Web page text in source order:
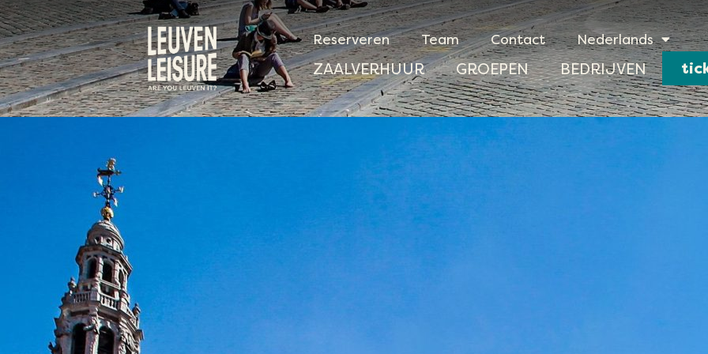
Reserveren Team Contact Nederlands
ZAALVERHUUR GROEPEN BEDRIJVEN